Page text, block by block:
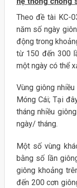
Theo đề tài KC-
năm số ngày
động trong
từ 150 đến 300
một ngày có thể
Vùng giông
Móng Cái; Tại
tháng nhiều
ngày/ tháng.
Một số vùng
bằng số lần
giông khoảng
đến 200 cơn